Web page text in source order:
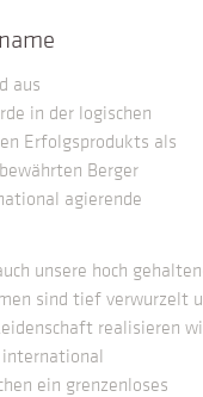
aus
in der logischen
Erfolgsprodukts als
Berger
agierende
unsere hoch
sind tief verwurzelt
realisieren
ein grenzenloses